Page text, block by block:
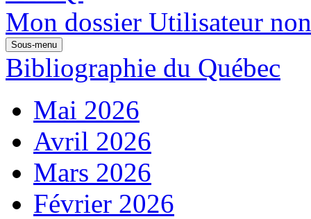
Mon dossier Utilisateur
Sous-menu
Bibliographie du Québec
Mai 2026
Avril 2026
Mars 2026
Février 2026